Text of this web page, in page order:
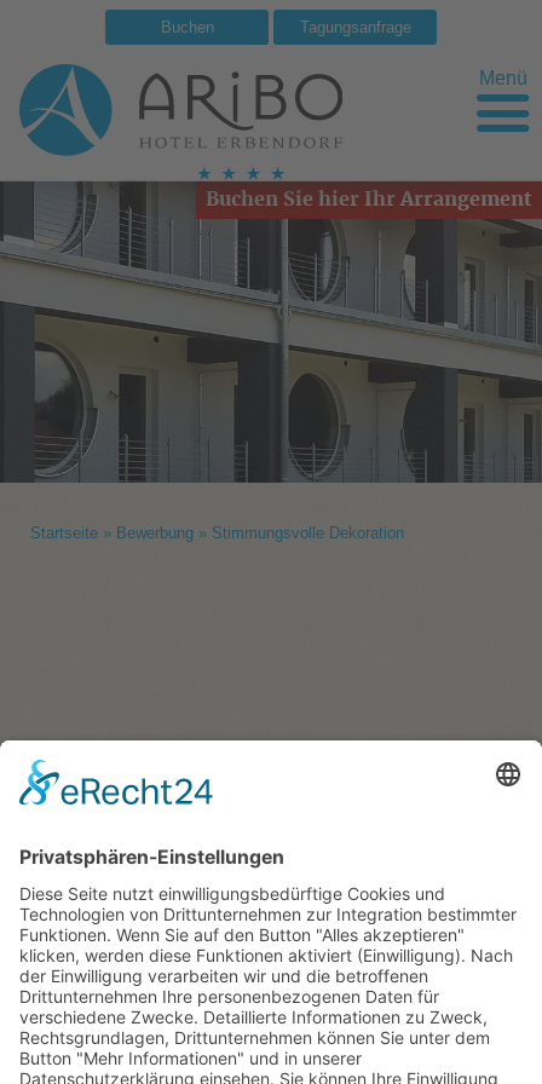
Buchen Tagungsanfrage
Menü
Buchen Sie hier Ihr Arrangement
Startseite» Bewerbung» Stimmungsvolle Dekoration